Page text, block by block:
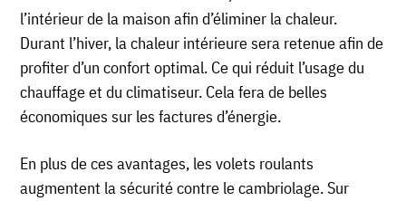
l’intérieur de la maison afin d’éliminer la chaleur.
Durant l’hiver, la chaleur intérieure sera retenue afin de
profiter d’un confort optimal. Ce qui réduit l’usage du
chauffage et du climatiseur. Cela fera de belles
économiques sur les factures d’énergie.
En plus de ces avantages, les volets roulants
augmentent la sécurité contre le cambriolage. Sur